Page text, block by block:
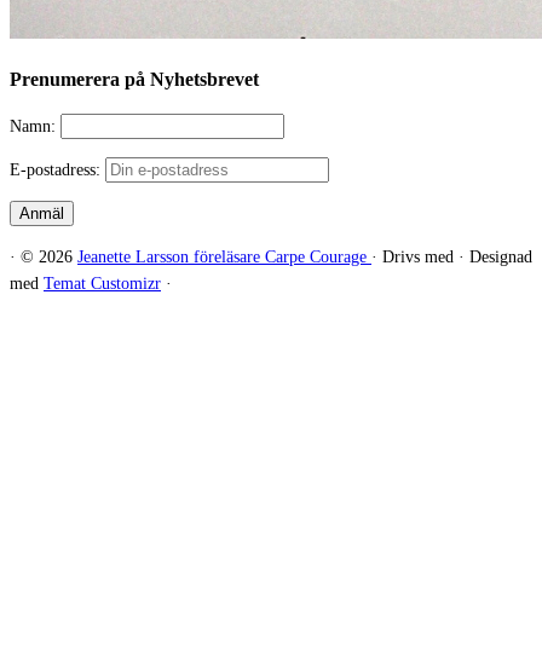
Prenumerera på Nyhetsbrevet
Namn:
E-postadress:
· © 2026 Jeanette Larsson föreläsare Carpe Courage · Drivs med · Designad
med Temat Customizr ·